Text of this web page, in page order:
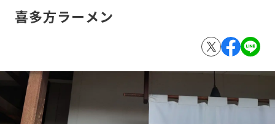
喜多方ラーメン